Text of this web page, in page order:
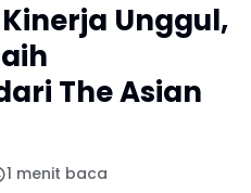
Unggul,
The Asian
1 menit baca